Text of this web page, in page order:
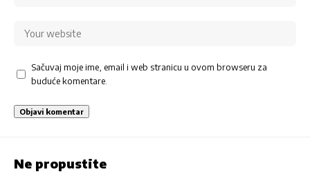
Sačuvaj moje ime, email i web stranicu u ovom browseru za
buduće komentare.
Ne propustite